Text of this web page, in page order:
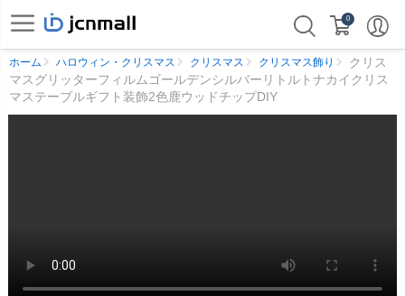
0
ホーム ハロウィン・クリスマス クリスマス クリスマス飾り
クリス
マスグリッターフィルムゴールデンシルバーリトルトナカイクリス
マステーブルギフト装飾2色鹿ウッドチップDIY